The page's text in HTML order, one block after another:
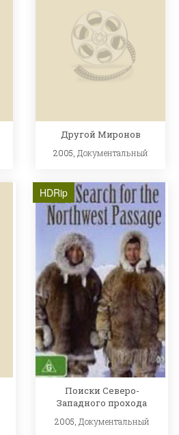
Другой Миронов
2005, Документальный
HDRip
Поиски Северо-
Западного прохода
2005, Документальный